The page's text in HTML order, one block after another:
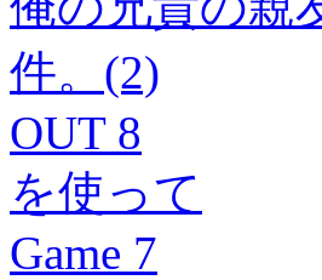
件。(2)
OUT 8
を使って
Game 7